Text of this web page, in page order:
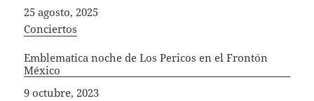
Fecha
25 agosto, 2025
In relation to
Conciertos
Emblematica noche de Los Pericos en el Frontón
México
Fecha
9 octubre, 2023